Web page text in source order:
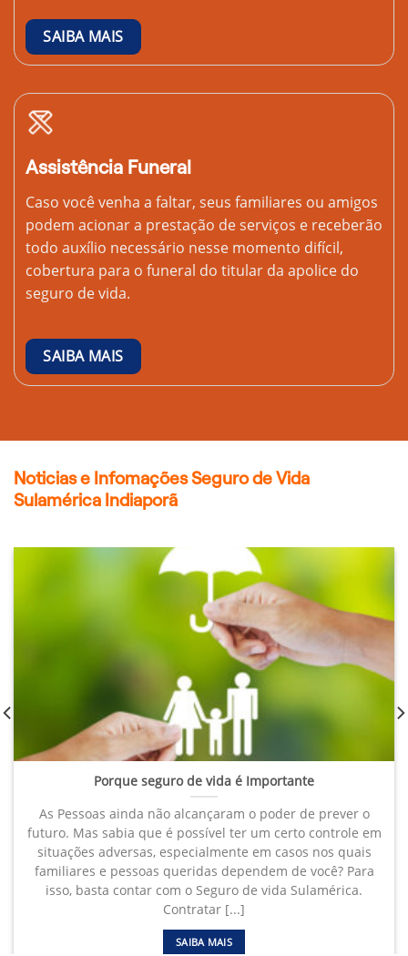
SAIBA MAIS
Assistência Funeral
Caso você venha a faltar, seus familiares ou amigos
podem acionar a prestação de serviços e receberão
todo auxílio necessário nesse momento difícil,
cobertura para o funeral do titular da apolice do
seguro de vida.
SAIBA MAIS
Noticias e Infomações Seguro de Vida
Sulamérica Indiaporã
Porque seguro de vida é Importante
As Pessoas ainda não alcançaram o poder de prever o
futuro. Mas sabia que é possível ter um certo controle em
situações adversas, especialmente em casos nos quais
familiares e pessoas queridas dependem de você? Para
isso, basta contar com o Seguro de vida Sulamérica.
Contratar [...]
SAIBA MAIS